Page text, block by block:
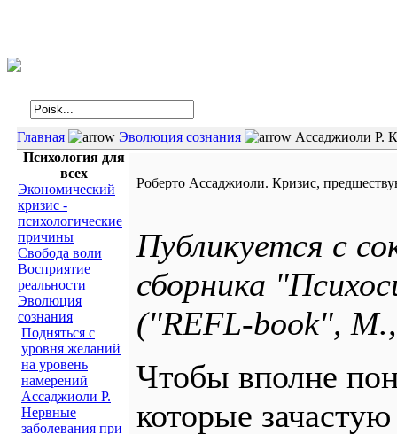
Главная Эволюция сознания
Ассаджиоли Р.
Психология для
всех
Экономический
кризис -
психологические
причины
Свобода воли
Восприятие
реальности
Эволюция
сознания
Подняться с
уровня желаний
на уровень
намерений
Ассаджиоли Р.
Нервные
заболевания при
Роберто Ассаджиоли. Кризис,
Публикуется с
сборника
("REFL-book",
Чтобы вполне
которые